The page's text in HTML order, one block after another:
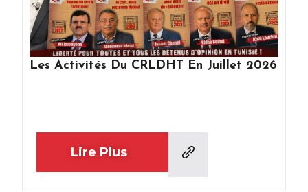
Les Activités Du CRLDHT En Juillet 2026
Lire Plus